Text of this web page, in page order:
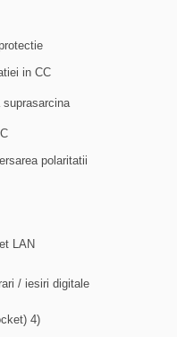
in CC
suprasarcina
polaritatii
LAN
/ iesiri digitale
4)